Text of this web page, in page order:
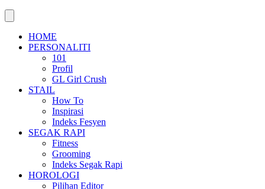
HOME
PERSONALITI
101
Profil
GL Girl Crush
STAIL
How To
Inspirasi
Indeks Fesyen
SEGAK RAPI
Fitness
Grooming
Indeks Segak Rapi
HOROLOGI
Pilihan Editor